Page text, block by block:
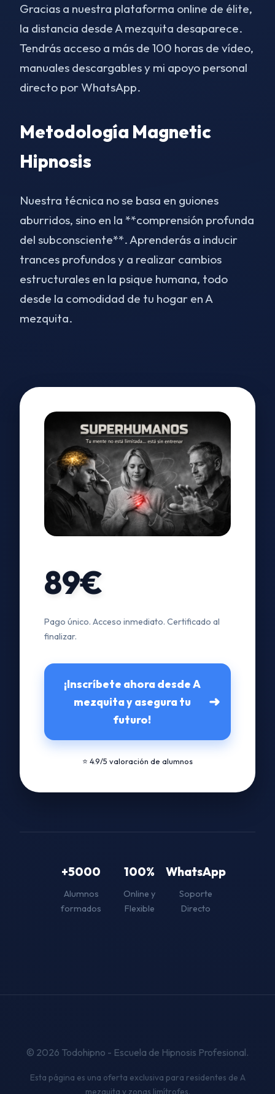
Gracias a nuestra plataforma online de élite,
la distancia desde A mezquita desaparece.
Tendrás acceso a más de 100 horas de vídeo,
manuales descargables y mi apoyo personal
directo por WhatsApp.
Metodología Magnetic
Hipnosis
Nuestra técnica no se basa en guiones
aburridos, sino en la **comprensión profunda
del subconsciente**. Aprenderás a inducir
trances profundos y a realizar cambios
estructurales en la psique humana, todo
desde la comodidad de tu hogar en A
mezquita.
89€
Pago único. Acceso inmediato. Certificado al
finalizar.
¡Inscríbete ahora desde A
mezquita y asegura tu
futuro!
➜
⭐ 4.9/5 valoración de alumnos
+5000
Alumnos
formados
100%
Online y
Flexible
WhatsApp
Soporte
Directo
© 2026 Todohipno - Escuela de Hipnosis Profesional.
Esta página es una oferta exclusiva para residentes de A
mezquita y zonas limítrofes.